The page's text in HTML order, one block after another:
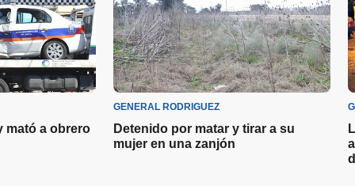
mató a obrero
GENERAL RODRIGUEZ
Detenido por matar y tirar a su
mujer en una zanjón